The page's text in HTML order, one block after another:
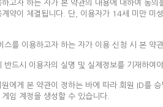
고자 하는 자가 본 약관의 내용에 대하여 동
약이 체결됩니다. 단, 이용자가 14세 미만 미
를 이용하고자 하는 자가 이용 신청 시 본 약
반드시 이용자의 실명 및 실제정보를 기재하
에게 본 약관이 정하는 바에 따라 회원 ID를
임 계정을 생성할 수 있습니다.